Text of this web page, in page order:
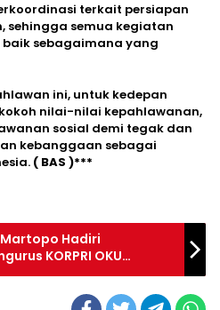
terkait persiapan
sehingga semua kegiatan
sebagaimana yang
ini, untuk kedepan
nilai-nilai kepahlawanan,
sosial demi tegak dan
kebanggaan sebagai
( BAS )***
Hadiri
KORPRI OKU